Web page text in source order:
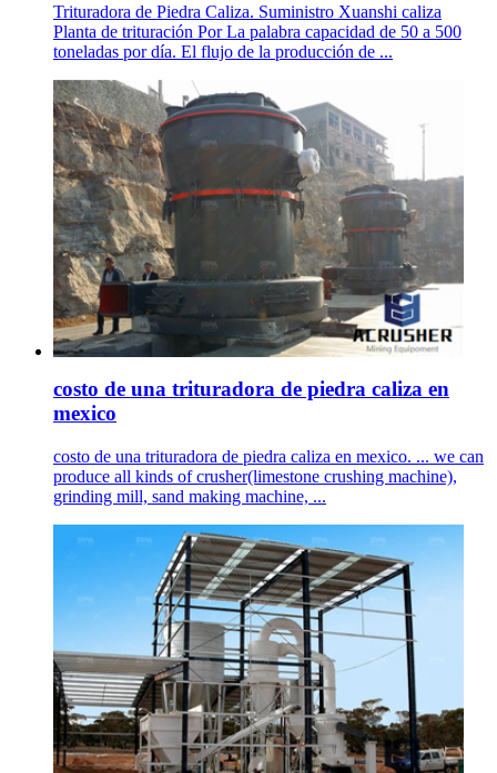
Trituradora de Piedra Caliza. Suministro Xuanshi caliza
Planta de trituración Por La palabra capacidad de 50 a 500
toneladas por día. El flujo de la producción de ...
costo de una trituradora de piedra caliza en
mexico
costo de una trituradora de piedra caliza en mexico. ... we can
produce all kinds of crusher(limestone crushing machine),
grinding mill, sand making machine, ...